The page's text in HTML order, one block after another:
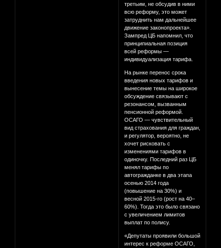
третьим, не обсудив в ними
всю реформу, это может
затруднить нам дальнейшее
движение законопроекта».
Зампред ЦБ напомнил, что
принципиальная позиция
всей реформы —
индивидуализация тарифа.
На рынке перенос срока
введения новых тарифов и
вынесение темы на широкое
обсуждение связывают с
резонансом, вызванным
пенсионной реформой.
ОСАГО — чувствительный
вид страхования для граждан,
и регулятор, вероятно, не
хочет рисковать с
изменениями тарифов в
одиночку. Последний раз ЦБ
менял тарифы по
автогражданке в два этапа
осенью 2014 года
(повышение на 30%) и
весной 2015-го (рост на 40–
60%). Тогда это было связано
с увеличением лимитов
выплат по полису.
«Депутаты проявили большой
интерес к реформе ОСАГО,